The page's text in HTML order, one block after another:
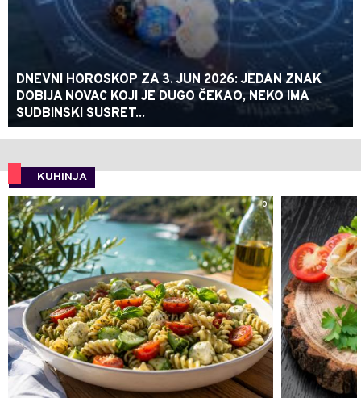
DNEVNI HOROSKOP ZA 3. JUN 2026: JEDAN ZNAK
DOBIJA NOVAC KOJI JE DUGO ČEKAO, NEKO IMA
SUDBINSKI SUSRET...
KUHINJA
0